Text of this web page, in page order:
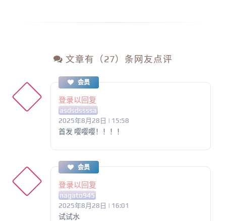
文章有（27）条网友点评
会员
登录以回复
asdsdssssa
2025年8月28日 | 15:58
首发 嘤嘤嘤！！！！
会员
登录以回复
nagato945
2025年8月28日 | 16:01
试试水